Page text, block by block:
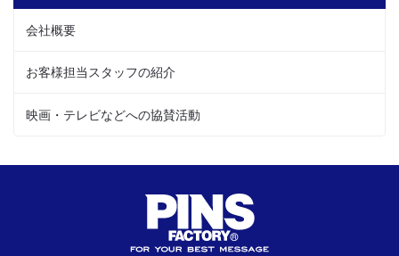
会社概要
お客様担当スタッフの紹介
映画・テレビなどへの協賛活動